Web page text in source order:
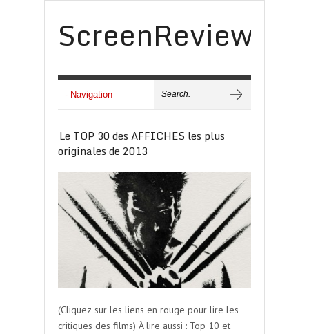
ScreenReview
Le TOP 30 des AFFICHES les plus
originales de 2013
(Cliquez sur les liens en rouge pour lire les
critiques des films) À lire aussi : Top 10 et